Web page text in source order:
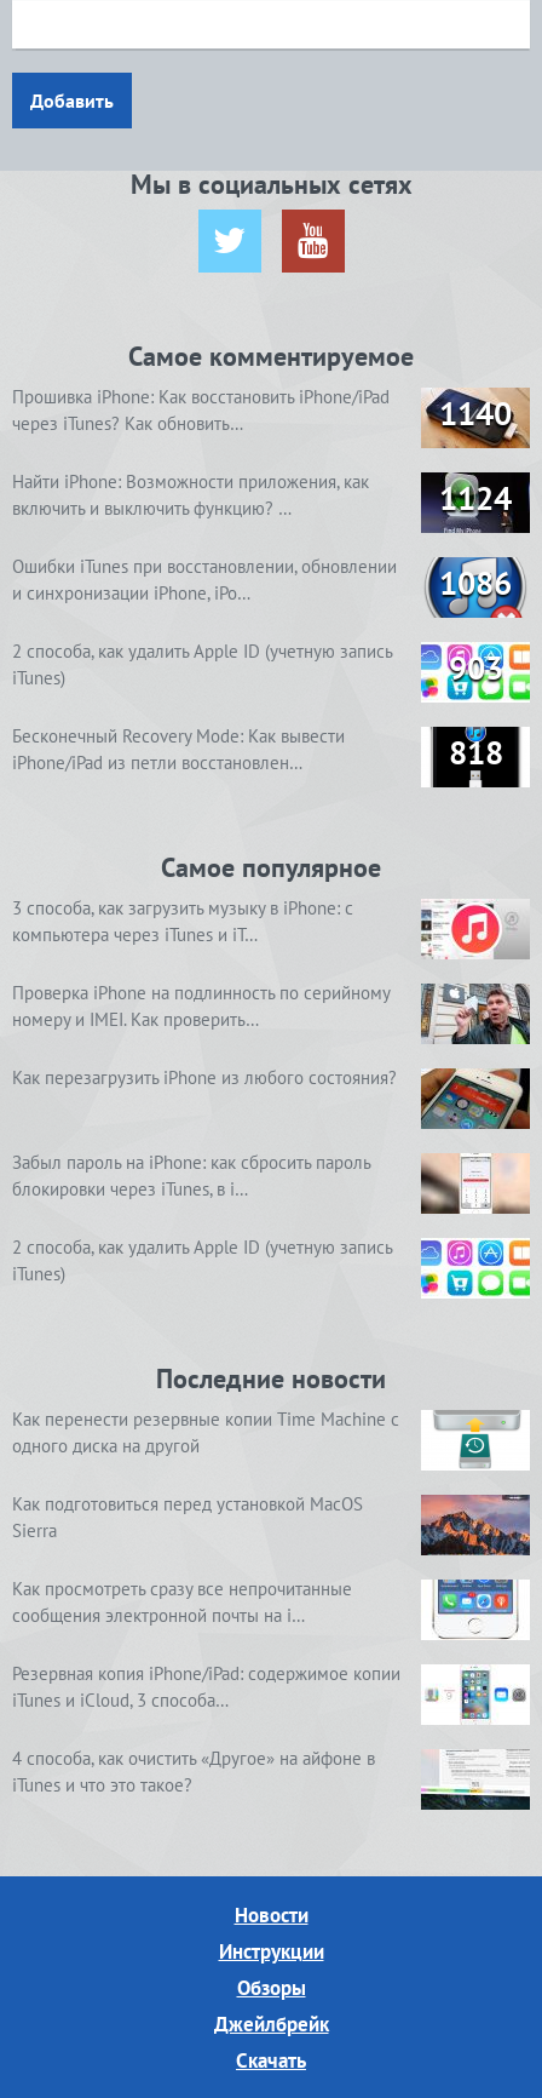
Добавить
Мы в социальных сетях
Самое комментируемое
Прошивка iPhone: Как восстановить iPhone/iPad
через iTunes? Как обновить…
1140
Найти iPhone: Возможности приложения, как
включить и выключить функцию? …
1124
Ошибки iTunes при восстановлении, обновлении
и синхронизации iPhone, iPo…
1086
2 способа, как удалить Apple ID (учетную запись
iTunes)
903
Бесконечный Recovery Mode: Как вывести
iPhone/iPad из петли восстановлен…
818
Самое популярное
3 способа, как загрузить музыку в iPhone: с
компьютера через iTunes и iT…
Проверка iPhone на подлинность по серийному
номеру и IMEI. Как проверить…
Как перезагрузить iPhone из любого состояния?
Забыл пароль на iPhone: как сбросить пароль
блокировки через iTunes, в i…
2 способа, как удалить Apple ID (учетную запись
iTunes)
Последние новости
Как перенести резервные копии Time Machine с
одного диска на другой
Как подготовиться перед установкой MacOS
Sierra
Как просмотреть сразу все непрочитанные
сообщения электронной почты на i…
Резервная копия iPhone/iPad: содержимое копии
iTunes и iCloud, 3 способа…
4 способа, как очистить «Другое» на айфоне в
iTunes и что это такое?
Новости
Инструкции
Обзоры
Джейлбрейк
Скачать